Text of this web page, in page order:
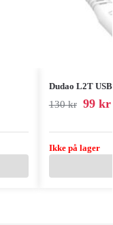
Dudao L2T
130kr 99 kr
Ikke på lager